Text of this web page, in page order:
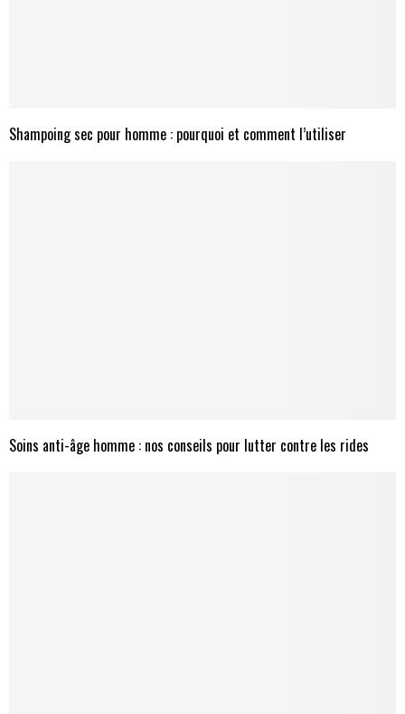
Shampoing sec pour homme : pourquoi et comment l’utiliser
Soins anti-âge homme : nos conseils pour lutter contre les rides